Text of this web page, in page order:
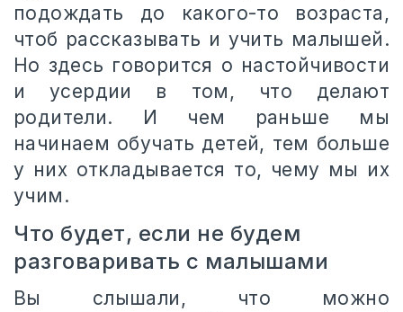
подождать до какого-то возраста,
чтоб рассказывать и учить малышей.
Но здесь говорится о настойчивости
и усердии в том, что делают
родители. И чем раньше мы
начинаем обучать детей, тем больше
у них откладывается то, чему мы их
учим.
Что будет, если не будем
разговаривать с малышами
Вы слышали, что можно